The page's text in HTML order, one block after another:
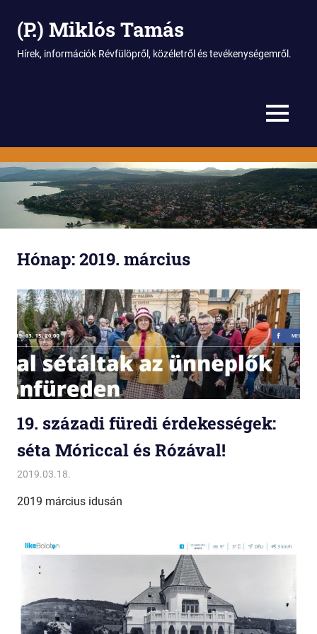
Skip
content
(P.) Miklós Tamás
Hírek, információk Révfülöpről, közéletről és tevékenységemről.
MENU
Hónap:2019. március
19. századi füredi érdekességek:
séta Móriccal és Rózával!
2019.03.18.
2019 március idusán